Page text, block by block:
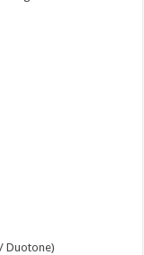
Duotone)